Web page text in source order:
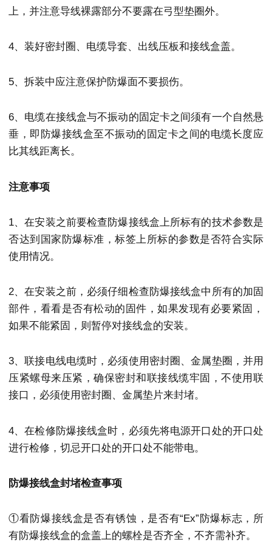
上，并注意导线裸露部分不要露在弓型垫圈外。
4、装好密封圈、电缆导套、出线压板和接线盒盖。
5、拆装中应注意保护防爆面不要损伤。
6、电缆在接线盒与不振动的固定卡之间须有一个自然悬
垂，即防爆接线盒至不振动的固定卡之间的电缆长度应
比其线距离长。
注意事项
1、在安装之前要检查防爆接线盒上所标有的技术参数是
否达到国家防爆标准，标签上所标的参数是否符合实际
使用情况。
2、在安装之前，必须仔细检查防爆接线盒中所有的加固
部件，看看是否有松动的固件，如果发现有必要紧固，
如果不能紧固，则暂停对接线盒的安装。
3、联接电线电缆时，必须使用密封圈、金属垫圈，并用
压紧螺母来压紧，确保密封和联接线缆牢固，不使用联
接口，必须使用密封圈、金属垫片来封堵。
4、在检修防爆接线盒时，必须先将电源开口处的开口处
进行检修，切忌开口处的开口处不能带电。
防爆接线盒封堵检查事项
①看防爆接线盒是否有锈蚀，是否有“Ex”防爆标志，所
有防爆接线盒的盒盖上的螺栓是否齐全，不齐需补齐。